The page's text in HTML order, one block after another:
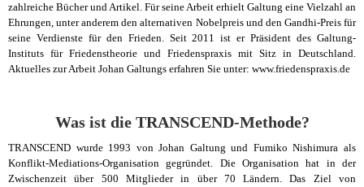
zahlreiche Bücher und Artikel. Für seine Arbeit erhielt Galtung eine Vielzahl an
Ehrungen, unter anderem den alternativen Nobelpreis und den Gandhi-Preis für
seine Verdienste für den Frieden. Seit 2011 ist er Präsident des Galtung-
Instituts für Friedenstheorie und Friedenspraxis mit Sitz in Deutschland.
Aktuelles zur Arbeit Johan Galtungs erfahren Sie unter: www.friedenspraxis.de
Was ist die TRANSCEND-Methode?
TRANSCEND wurde 1993 von Johan Galtung und Fumiko Nishimura als
Konflikt-Mediations-Organisation gegründet. Die Organisation hat in der
Zwischenzeit über 500 Mitglieder in über 70 Ländern. Das Ziel von